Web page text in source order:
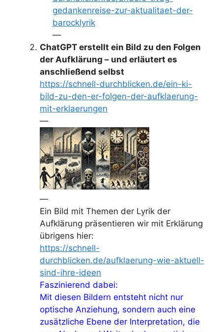
gedankenreise-zur-aktualitaet-der-
barocklyrik
—
ChatGPT erstellt ein Bild zu den Folgen
der Aufklärung – und erläutert es
anschließend selbst
https://schnell-durchblicken.de/ein-ki-
bild-zu-den-er-folgen-der-aufklaerung-
mit-erklaerungen
—
—
Ein Bild mit Themen der Lyrik der
Aufklärung präsentieren wir mit Erklärung
übrigens hier:
https://schnell-
durchblicken.de/aufklaerung-wie-aktuell-
sind-ihre-ideen
Faszinierend dabei:
Mit diesen Bildern entsteht nicht nur
optische Anziehung, sondern auch eine
zusätzliche Ebene der Interpretation, die